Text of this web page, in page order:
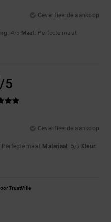
Geverifieerde aankoop
: 4/5 Maat: Perfecte maat
/5
Geverifieerde aankoop
Perfecte maat Materiaal : 5/5 Kleur:
TrustVille